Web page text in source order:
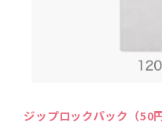
ジップロックパック（50